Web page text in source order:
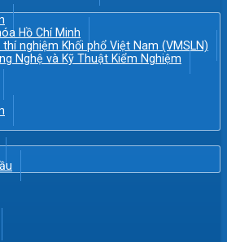
Hồ Chí Minh
nghiệm Khối phổ Việt Nam (VMSLN)
Nghệ và Kỹ Thuật Kiểm Nghiệm